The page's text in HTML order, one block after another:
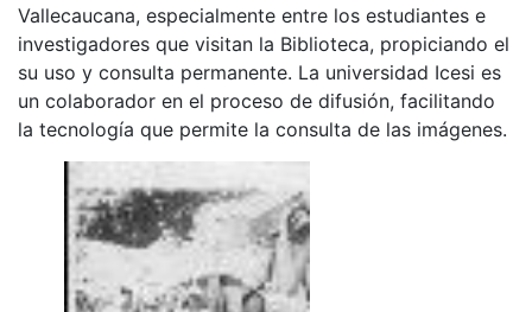
Vallecaucana, especialmente entre los estudiantes e
investigadores que visitan la Biblioteca, propiciando el
su uso y consulta permanente. La universidad Icesi es
un colaborador en el proceso de difusión, facilitando
la tecnología que permite la consulta de las imágenes.